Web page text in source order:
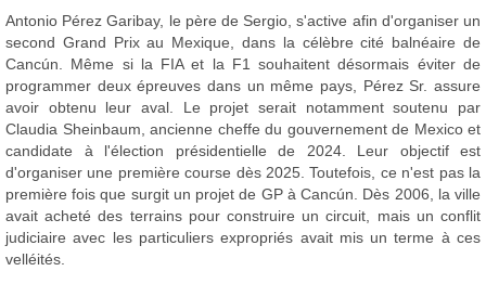
Antonio Pérez Garibay, le père de Sergio, s'active afin d'organiser un
second Grand Prix au Mexique, dans la célèbre cité balnéaire de
Cancún. Même si la FIA et la F1 souhaitent désormais éviter de
programmer deux épreuves dans un même pays, Pérez Sr. assure
avoir obtenu leur aval. Le projet serait notamment soutenu par
Claudia Sheinbaum, ancienne cheffe du gouvernement de Mexico et
candidate à l'élection présidentielle de 2024. Leur objectif est
d'organiser une première course dès 2025. Toutefois, ce n'est pas la
première fois que surgit un projet de GP à Cancún. Dès 2006, la ville
avait acheté des terrains pour construire un circuit, mais un conflit
judiciaire avec les particuliers expropriés avait mis un terme à ces
velléités.